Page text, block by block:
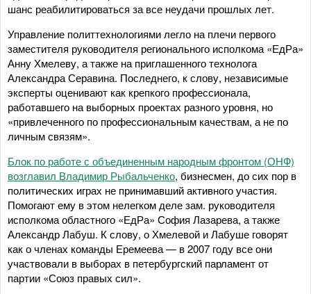
шанс реабилитироваться за все неудачи прошлых лет.
Управление политтехнологиями легло на плечи первого
заместителя руководителя регионального исполкома «ЕдРа»
Анну Хмелеву, а также на приглашенного технолога
Александра Серавина. Последнего, к слову, независимые
эксперты оценивают как крепкого профессионала,
работавшего на выборных проектах разного уровня, но
«привлеченного по профессиональным качествам, а не по
личным связям».
Блок по работе с объединенным народным фронтом (ОНФ)
возглавил Владимир Рыбальченко, бизнесмен, до сих пор в
политических играх не принимавший активного участия.
Помогают ему в этом нелегком деле зам. руководителя
исполкома областного «ЕдРа» София Лазарева, а также
Александр Лабуш. К слову, о Хмелевой и Лабуше говорят
как о членах команды Еремеева — в 2007 году все они
участвовали в выборах в петербургский парламент от
партии «Союз правых сил».